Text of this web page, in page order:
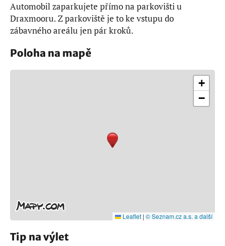
Automobil zaparkujete přímo na parkovišti u
Draxmooru. Z parkoviště je to ke vstupu do
zábavného areálu jen pár kroků.
Poloha na mapě
+
−
Leaflet | © Seznam.cz a.s. a další
Tip na výlet